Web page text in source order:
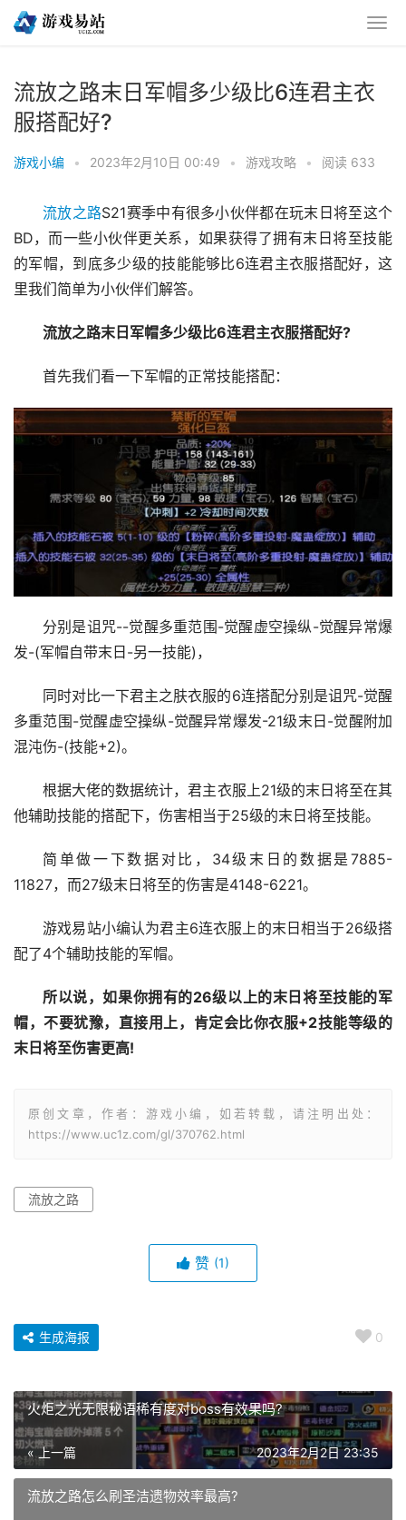
流放之路末日军帽多少级比6连君主衣
服搭配好?
游戏小编 • 2023年2月10日 00:49 • 游戏攻略 • 阅读 633
流放之路S21赛季中有很多小伙伴都在玩末日将至这个
BD，而一些小伙伴更关系，如果获得了拥有末日将至技能
的军帽，到底多少级的技能能够比6连君主衣服搭配好，这
里我们简单为小伙伴们解答。
流放之路末日军帽多少级比6连君主衣服搭配好?
首先我们看一下军帽的正常技能搭配：
分别是诅咒--觉醒多重范围-觉醒虚空操纵-觉醒异常爆
发-(军帽自带末日-另一技能)，
同时对比一下君主之肤衣服的6连搭配分别是诅咒-觉醒
多重范围-觉醒虚空操纵-觉醒异常爆发-21级末日-觉醒附加
混沌伤-(技能+2)。
根据大佬的数据统计，君主衣服上21级的末日将至在其
他辅助技能的搭配下，伤害相当于25级的末日将至技能。
简单做一下数据对比，34级末日的数据是7885-
11827，而27级末日将至的伤害是4148-6221。
游戏易站小编认为君主6连衣服上的末日相当于26级搭
配了4个辅助技能的军帽。
所以说，如果你拥有的26级以上的末日将至技能的军
帽，不要犹豫，直接用上，肯定会比你衣服+2技能等级的
末日将至伤害更高!
原创文章，作者：游戏小编，如若转载，请注明出处：
https://www.uc1z.com/gl/370762.html
流放之路
赞 (1)
0
生成海报
火炬之光无限秘语稀有度对boss有效果吗?
« 上一篇 2023年2月2日 23:35
流放之路怎么刷圣洁遗物效率最高?